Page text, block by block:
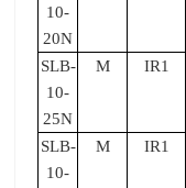
10-
20N
SLB-
10-
25N
M IR1
SLB-
10-
M IR1